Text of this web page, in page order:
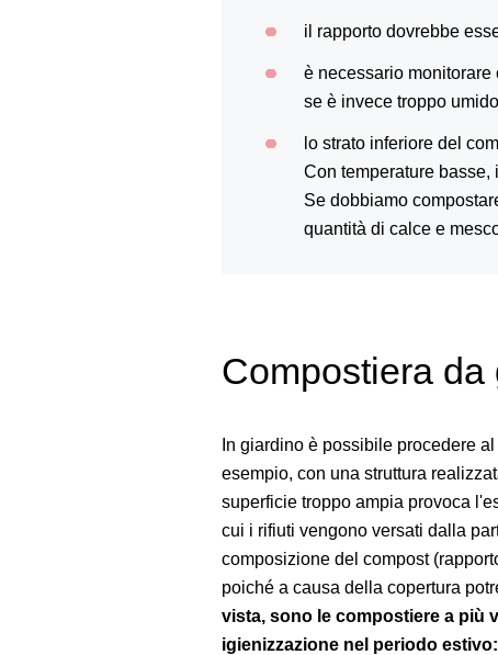
il rapporto dovrebbe
è necessario
se è invece troppo
lo strato inferiore del
Con temperature
Se dobbiamo
quantità di calce e
Compostiera
In giardino è possibile procedere
esempio, con una struttura
superficie troppo ampia provoca
cui i rifiuti vengono versati dalla
composizione del compost
poiché a causa della copertura
vista, sono le compostiere a più
igienizzazione nel periodo